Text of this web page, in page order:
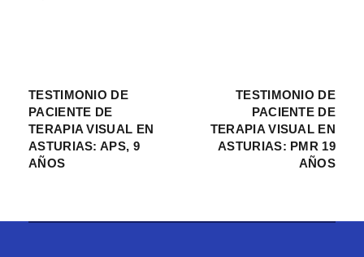
TESTIMONIO DE
PACIENTE DE
TERAPIA VISUAL EN
ASTURIAS: APS, 9
AÑOS
TESTIMONIO DE
PACIENTE DE
TERAPIA VISUAL EN
ASTURIAS: PMR 19
AÑOS